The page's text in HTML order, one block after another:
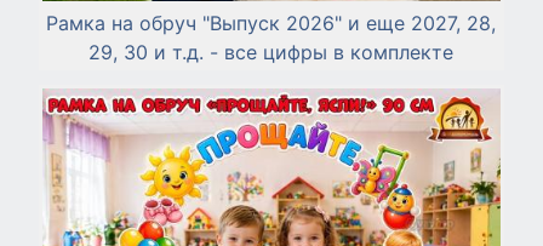
Рамка на обруч "Выпуск 2026" и еще 2027, 28,
29, 30 и т.д. - все цифры в комплекте